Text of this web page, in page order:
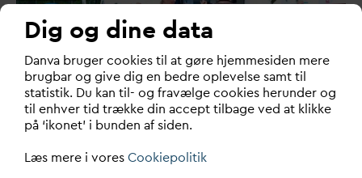
Vandbranchen i dialog om vejen til
Dig og dine data
Danva bruger cookies til at gøre hjemmesiden mere
brugbar og give dig en bedre oplevelse samt til
statistik. Du kan til- og fravælge cookies herunder og
til enhver tid trække din accept tilbage ved at klikke
på ‘ikonet’ i bunden af siden.
Læs mere i voresCookiepolitik